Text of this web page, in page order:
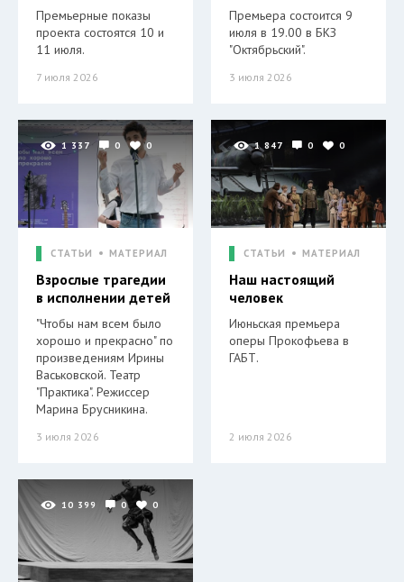
Премьерные показы
проекта состоятся 10 и
11 июля.
7 июля 2026
Премьера состоится 9
июля в 19.00 в БКЗ
"Октябрьский".
3 июля 2026
1 337 0 0
СТАТЬИ МАТЕРИАЛ
Взрослые трагедии
в исполнении детей
"Чтобы нам всем было
хорошо и прекрасно" по
произведениям Ирины
Васьковской. Театр
"Практика". Режиссер
Марина Брусникина.
3 июля 2026
1 847 0 0
СТАТЬИ МАТЕРИАЛ
Наш настоящий
человек
Июньская премьера
оперы Прокофьева в
ГАБТ.
2 июля 2026
10 399 0 0